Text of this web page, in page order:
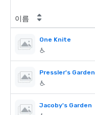
이름
One Knite
Pressler's Garden
Jacoby's Garden